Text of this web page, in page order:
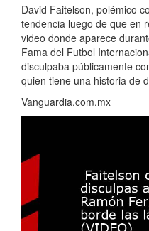
David Faitelson, polémico
tendencia luego de que en
video donde aparece
Fama del Futbol
disculpaba públicamente
quien tiene una historia de
Vanguardia.com.mx